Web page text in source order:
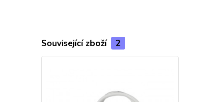
Související zboží 2